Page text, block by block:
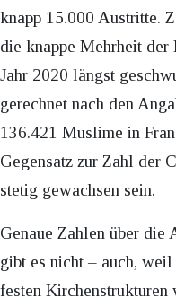
knapp 15.000 Austritte.
die knappe Mehrheit
Jahr 2020 längst
gerechnet nach den
136.421 Muslime in
Gegensatz zur Zahl der
stetig gewachsen sein.
Genaue Zahlen über
gibt es nicht – auch,
festen Kirchenstrukturen